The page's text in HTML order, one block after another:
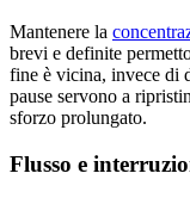
Mantenere la
brevi e definite
fine è vicina, invece di
pause servono a
sforzo prolungato.
Flusso e